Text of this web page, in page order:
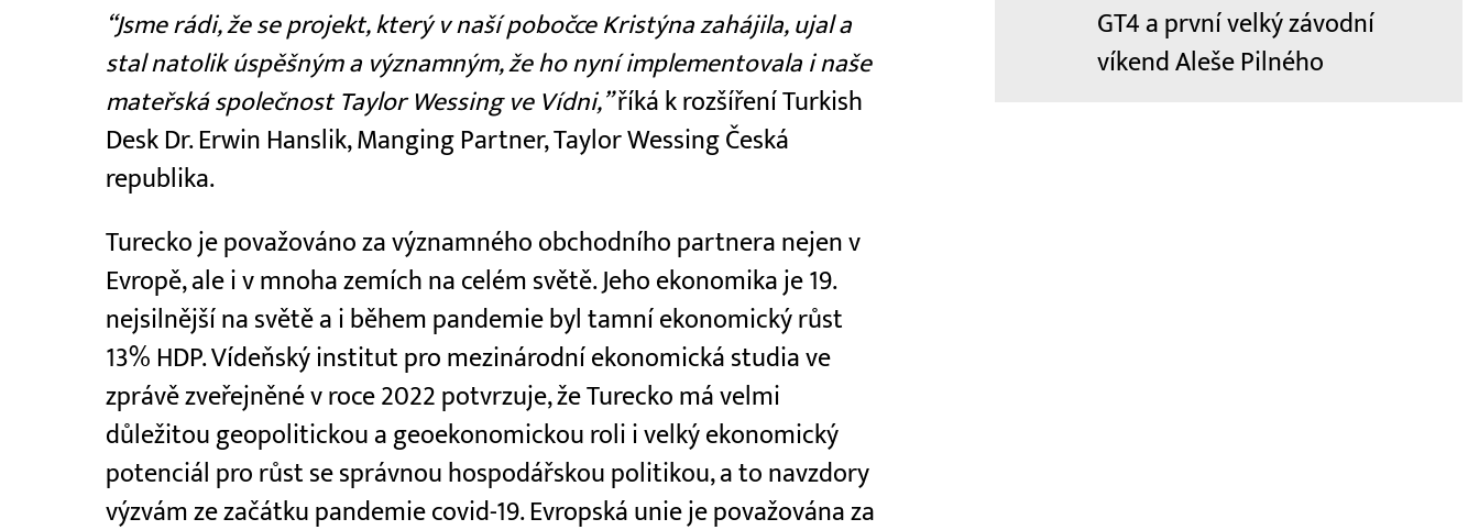
“Jsme rádi, že se projekt, který v naší pobočce Kristýna zahájila, ujal a
stal natolik úspěšným a významným, že ho nyní implementovala i naše
mateřská společnost Taylor Wessing ve Vídni,”říká k rozšíření Turkish
Desk Dr. Erwin Hanslik, Manging Partner, Taylor Wessing Česká
republika.
Turecko je považováno za významného obchodního partnera nejen v
Evropě, ale i v mnoha zemích na celém světě. Jeho ekonomika je 19.
nejsilnější na světě a i během pandemie byl tamní ekonomický růst
13% HDP. Vídeňský institut pro mezinárodní ekonomická studia ve
zprávě zveřejněné v roce 2022 potvrzuje, že Turecko má velmi
důležitou geopolitickou a geoekonomickou roli i velký ekonomický
potenciál pro růst se správnou hospodářskou politikou, a to navzdory
výzvám ze začátku pandemie covid-19. Evropská unie je považována za
GT4 a první velký závodní
víkend Aleše Pilného